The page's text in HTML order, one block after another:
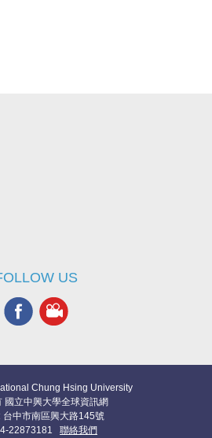
US
Chung Hsing University
國立中興大學全球資訊網
中市南區興大路145號
22873181 聯絡我們